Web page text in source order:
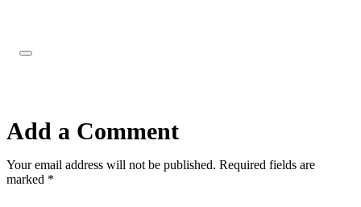
Add a Comment
Your email address will not be published. Required fields are
marked *